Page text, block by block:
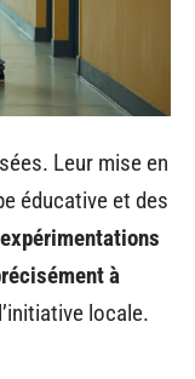
Leur mise en
éducative et des
à
locale.